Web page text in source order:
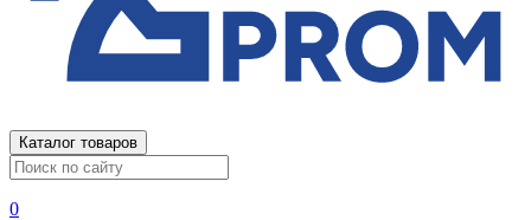
Каталог товаров
0